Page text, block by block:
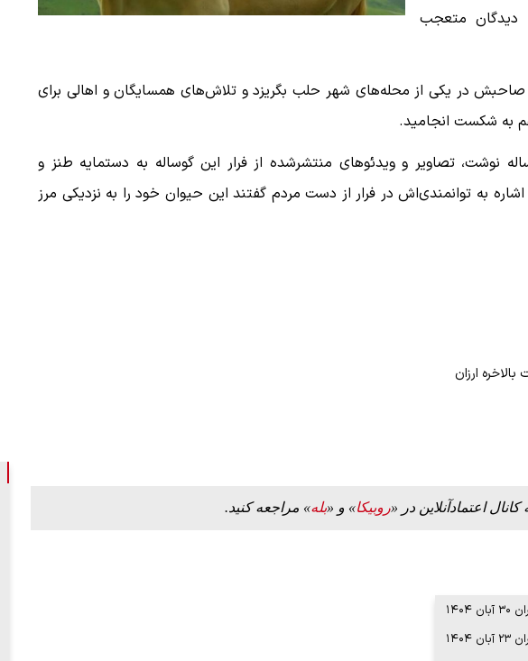
متعجب
در یکی از محله‌های شهر حلب بگریزد و تلاش‌های همسایگان و اهالی برای
به شکست انجامید.
نوشت، تصاویر و ویدئوهای منتشرشده از فرار این گوساله به دستمایه طنز و
به توانمندی‌اش در فرار از دست مردم گفتند این حیوان خود را به نزدیکی مرز
ارزان
اعتمادآنلاین در «روبیکا» و «بله» مراجعه کنید.